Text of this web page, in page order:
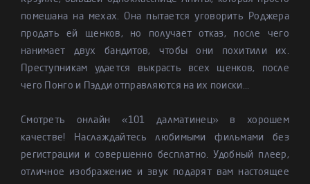
помешана на мехах. Она пытается уговорить Роджера
продать ей щенков, но получает отказ, после чего
нанимает двух бандитов, чтобы они похитили их.
Преступникам удается выкрасть всех щенков, после
чего Понго и Пэдди отправляются на их поиски...
Смотреть онлайн «101 далматинец» в хорошем
качестве! Наслаждайтесь любимыми фильмами без
регистрации и совершенно бесплатно. Удобный плеер,
отличное изображение и звук подарят вам настоящее